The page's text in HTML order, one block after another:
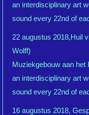
an interdisciplinary art
sound every 22nd of
22 augustus 2018,Huil
Wolff)
Muziekgebouw aan het
an interdisciplinary art
sound every 22nd of
16 augustus 2018,